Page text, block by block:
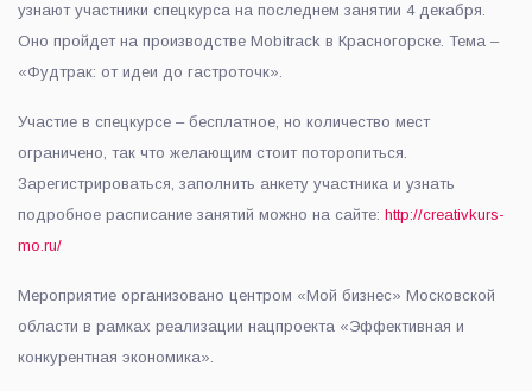
узнают участники спецкурса на последнем занятии 4 декабря.
Оно пройдет на производстве Mobitrack в Красногорске. Тема –
«Фудтрак: от идеи до гастроточк».
Участие в спецкурсе – бесплатное, но количество мест
ограничено, так что желающим стоит поторопиться.
Зарегистрироваться, заполнить анкету участника и узнать
подробное расписание занятий можно на сайте: http://creativkurs-
mo.ru/
Мероприятие организовано центром «Мой бизнес» Московской
области в рамках реализации нацпроекта «Эффективная и
конкурентная экономика».